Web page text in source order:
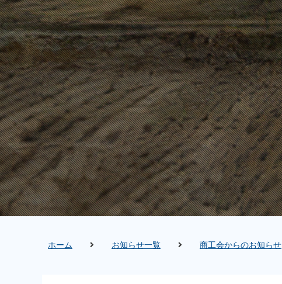
ホーム お知らせ一覧 商工会からのお知らせ